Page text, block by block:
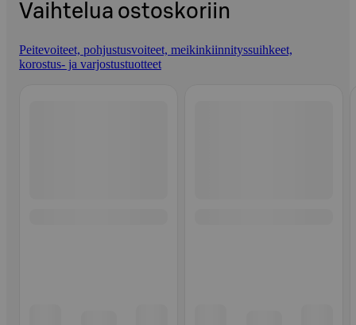
Vaihtelua ostoskoriin
Peitevoiteet, pohjustusvoiteet, meikinkiinnityssuihkeet,
korostus- ja varjostustuotteet